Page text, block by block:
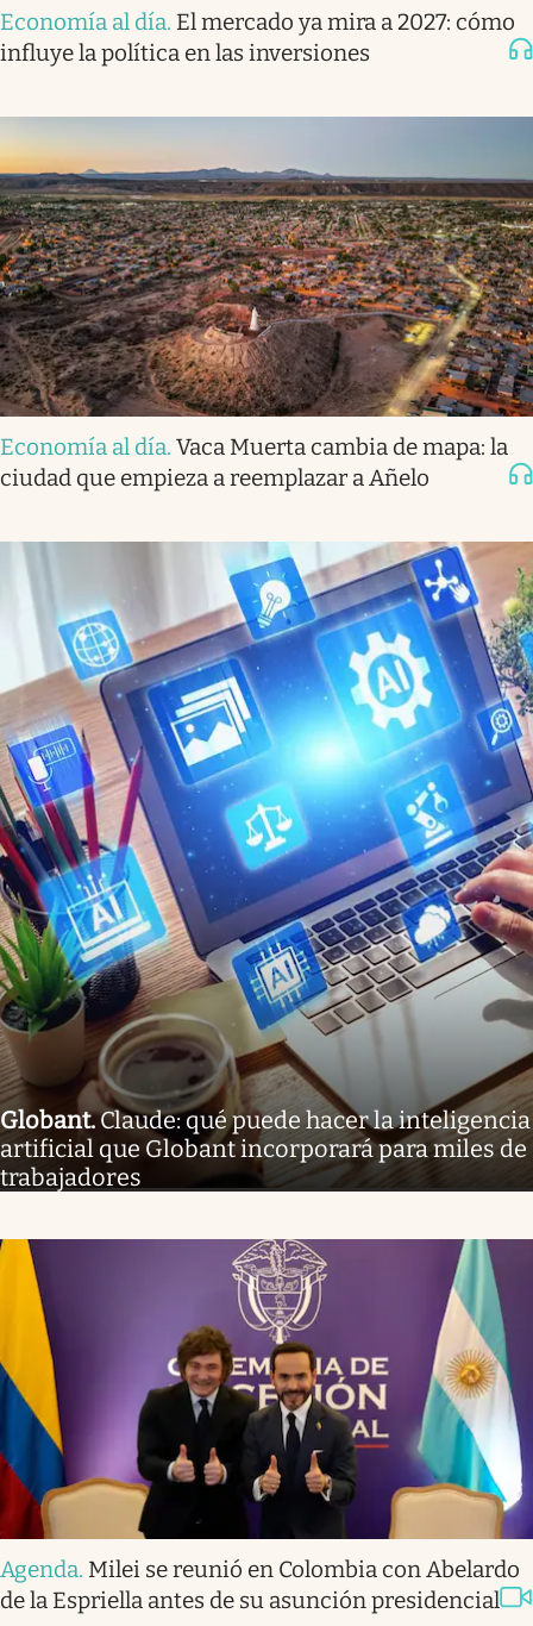
Economía al día. El mercado ya mira a 2027: cómo
influye la política en las inversiones
Economía al día. Vaca Muerta cambia de mapa: la
ciudad que empieza a reemplazar a Añelo
Globant.Claude: qué puede hacer la inteligencia
artificial que Globant incorporará para miles de
trabajadores
Agenda. Milei se reunió en Colombia con Abelardo
de la Espriella antes de su asunción presidencial